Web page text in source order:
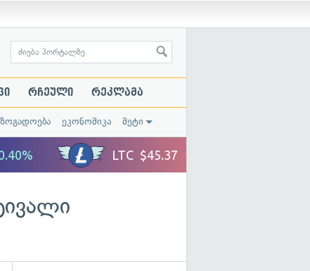
რჩეული რეკლამა
ეკონომიკა მეტი